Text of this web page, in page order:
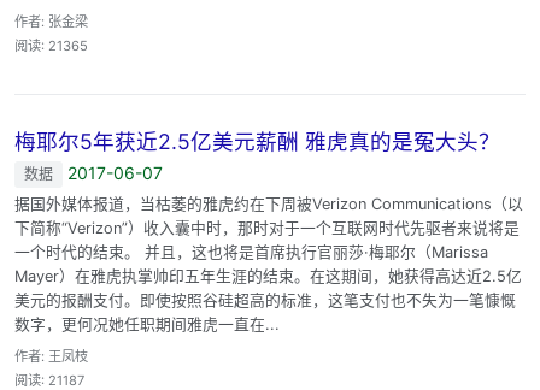
作者: 张金梁
阅读: 21365
梅耶尔5年获近2.5亿美元薪酬 雅虎真的是冤大头？
数据 2017-06-07
据国外媒体报道，当枯萎的雅虎约在下周被Verizon Communications（以
下简称“Verizon”）收入囊中时，那时对于一个互联网时代先驱者来说将是
一个时代的结束。 并且，这也将是首席执行官丽莎·梅耶尔（Marissa
Mayer）在雅虎执掌帅印五年生涯的结束。在这期间，她获得高达近2.5亿
美元的报酬支付。即使按照谷硅超高的标准，这笔支付也不失为一笔慷慨
数字，更何况她任职期间雅虎一直在...
作者: 王凤枝
阅读: 21187